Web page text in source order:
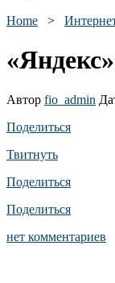
Home >
Автор fio_admin
Поделиться
Твитнуть
Поделиться
Поделиться
нет комментариев